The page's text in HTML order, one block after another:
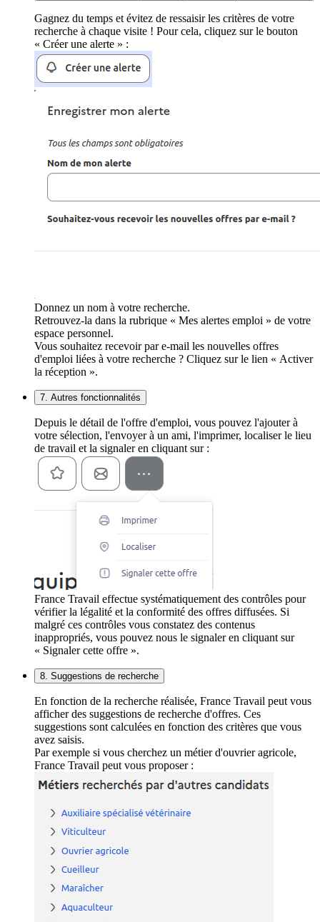
Gagnez du temps et évitez de ressaisir les critères de votre
recherche à chaque visite ! Pour cela, cliquez sur le bouton
« Créer une alerte » :
Donnez un nom à votre recherche.
Retrouvez-la dans la rubrique « Mes alertes emploi » de votre
espace personnel.
Vous souhaitez recevoir par e-mail les nouvelles offres
d'emploi liées à votre recherche ? Cliquez sur le lien « Activer
la réception ».
7. Autres fonctionnalités
Depuis le détail de l'offre d'emploi, vous pouvez l'ajouter à
votre sélection, l'envoyer à un ami, l'imprimer, localiser le lieu
de travail et la signaler en cliquant sur :
France Travail effectue systématiquement des contrôles pour
vérifier la légalité et la conformité des offres diffusées. Si
malgré ces contrôles vous constatez des contenus
inappropriés, vous pouvez nous le signaler en cliquant sur
« Signaler cette offre ».
8. Suggestions de recherche
En fonction de la recherche réalisée, France Travail peut vous
afficher des suggestions de recherche d'offres. Ces
suggestions sont calculées en fonction des critères que vous
avez saisis.
Par exemple si vous cherchez un métier d'ouvrier agricole,
France Travail peut vous proposer :